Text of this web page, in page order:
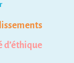
d’éthique